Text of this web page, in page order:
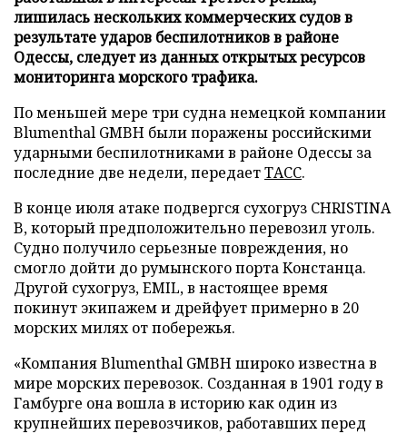
лишилась нескольких коммерческих судов в
результате ударов беспилотников в районе
Одессы, следует из данных открытых ресурсов
мониторинга морского трафика.
По меньшей мере три судна немецкой компании
Blumenthal GMBH были поражены российскими
ударными беспилотниками в районе Одессы за
последние две недели, передаетТАСС.
В конце июля атаке подвергся сухогруз CHRISTINA
B, который предположительно перевозил уголь.
Судно получило серьезные повреждения, но
смогло дойти до румынского порта Констанца.
Другой сухогруз, EMIL, в настоящее время
покинут экипажем и дрейфует примерно в 20
морских милях от побережья.
«Компания Blumenthal GMBH широко известна в
мире морских перевозок. Созданная в 1901 году в
Гамбурге она вошла в историю как один из
крупнейших перевозчиков, работавших перед